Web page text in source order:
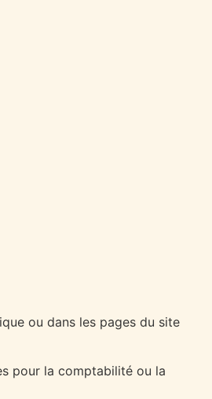
ou dans les pages du site
pour la comptabilité ou la